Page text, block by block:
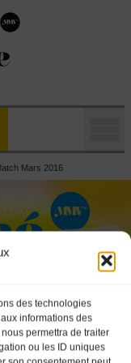
des technologies
informations des
permettra de traiter
ou les ID uniques
Mars 2016